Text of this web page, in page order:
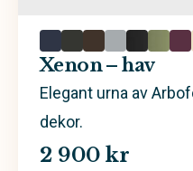
Xenon – hav
Elegant urna av
dekor.
2 900 kr